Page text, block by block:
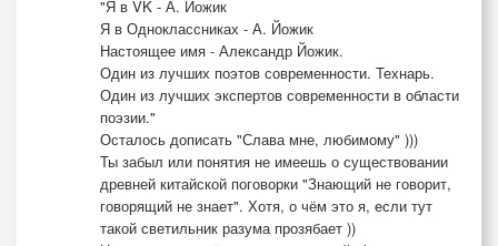
"Я в VK - А. Йожик
Я в Одноклассниках - А. Йожик
Настоящее имя - Александр Йожик.
Один из лучших поэтов современности. Технарь.
Один из лучших экспертов современности в области
поэзии."
Осталось дописать "Слава мне, любимому" )))
Ты забыл или понятия не имеешь о существовании
древней китайской поговорки "Знающий не говорит,
говорящий не знает". Хотя, о чём это я, если тут
такой светильник разума прозябает ))